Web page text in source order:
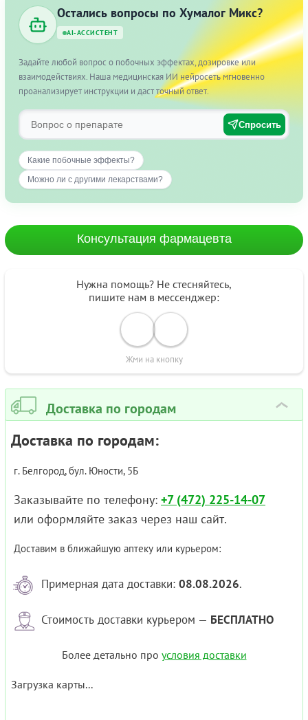
Остались вопросы по Хумалог Микс?
AI-АССИСТЕНТ
Задайте любой вопрос о побочных эффектах, дозировке или
взаимодействиях. Наша медицинская ИИ нейросеть мгновенно
проанализирует инструкции и даст точный ответ.
Спросить
Какие побочные эффекты?
Можно ли с другими лекарствами?
Консультация фармацевта
Нужна помощь? Не стесняйтесь,
пишите нам в мессенджер:
Жми на кнопку
Доставка по городам ›
Доставка по городам:
г. Белгород, бул. Юности, 5Б
Заказывайте по телефону: +7 (472) 225-14-07
или оформляйте заказ через наш сайт.
Доставим в ближайшую аптеку или курьером:
Примерная дата доставки: 08.08.2026.
Стоимость доставки курьером — БЕСПЛАТНО
Более детально про условия доставки
Загрузка карты...